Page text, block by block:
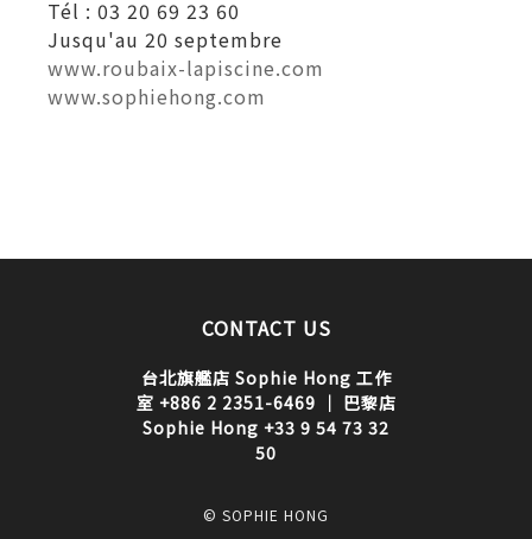
Tél : 03 20 69 23 60
Jusqu'au 20 septembre
www.roubaix-lapiscine.com
www.sophiehong.com
CONTACT US
台北旗艦店 Sophie Hong 工作
室 +886 2 2351-6469 ｜ 巴黎店
Sophie Hong +33 9 54 73 32
50
© SOPHIE HONG